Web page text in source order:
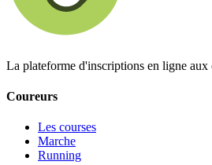
La plateforme d'inscriptions en ligne aux
Coureurs
Les courses
Marche
Running